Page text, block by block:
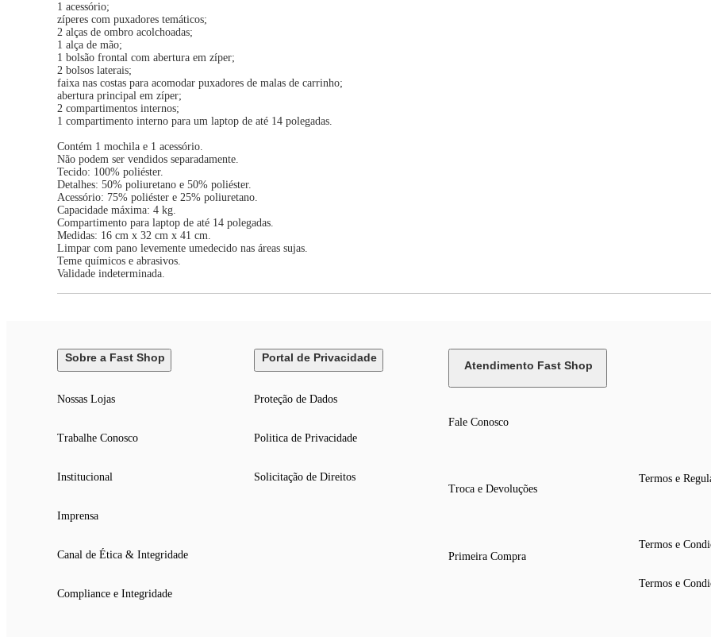
1 acessório;
zíperes com puxadores temáticos;
2 alças de ombro acolchoadas;
1 alça de mão;
1 bolsão frontal com abertura em zíper;
2 bolsos laterais;
faixa nas costas para acomodar puxadores de malas de carrinho;
abertura principal em zíper;
2 compartimentos internos;
1 compartimento interno para um laptop de até 14 polegadas.
Contém 1 mochila e 1 acessório.
Não podem ser vendidos separadamente.
Tecido: 100% poliéster.
Detalhes: 50% poliuretano e 50% poliéster.
Acessório: 75% poliéster e 25% poliuretano.
Capacidade máxima: 4 kg.
Compartimento para laptop de até 14 polegadas.
Medidas: 16 cm x 32 cm x 41 cm.
Limpar com pano levemente umedecido nas áreas sujas.
Teme químicos e abrasivos.
Validade indeterminada.
Sobre a Fast Shop
Nossas Lojas
Trabalhe Conosco
Institucional
Imprensa
Canal de Ética & Integridade
Compliance e Integridade
Portal de Privacidade
Proteção de Dados
Politica de Privacidade
Solicitação de Direitos
Atendimento Fast Shop
Fale Conosco
Troca e Devoluções
Primeira Compra
Termos e
Termos e
Termos e